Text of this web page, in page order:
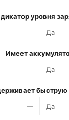
уровня
Да
Имеет
Да
быструю
—
Да